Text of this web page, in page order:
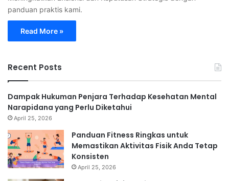
panduan praktis kami.
Read More »
Recent Posts
Dampak Hukuman Penjara Terhadap Kesehatan Mental
Narapidana yang Perlu Diketahui
April 25, 2026
Panduan Fitness Ringkas untuk
Memastikan Aktivitas Fisik Anda Tetap
Konsisten
April 25, 2026